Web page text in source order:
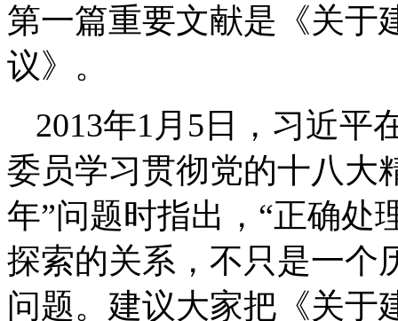
第一篇重要文献是《关于
议》。
2013年1月5日，习近平
委员学习贯彻党的十八大
年”问题时指出，“正确处
探索的关系，不只是一个
问题。建议大家把《关于